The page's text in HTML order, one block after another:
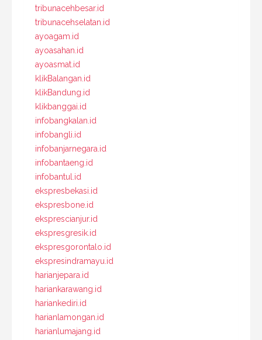
tribunacehbesar.id
tribunacehselatan.id
ayoagam.id
ayoasahan.id
ayoasmat.id
klikBalangan.id
klikBandung.id
klikbanggai.id
infobangkalan.id
infobangli.id
infobanjarnegara.id
infobantaeng.id
infobantul.id
ekspresbekasi.id
ekspresbone.id
eksprescianjur.id
ekspresgresik.id
ekspresgorontalo.id
ekspresindramayu.id
harianjepara.id
hariankarawang.id
hariankediri.id
harianlamongan.id
harianlumajang.id